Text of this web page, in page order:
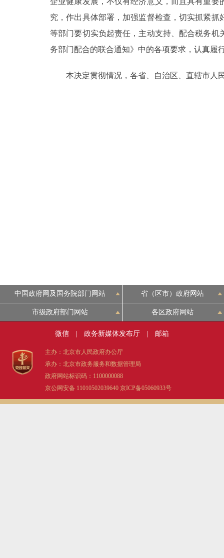
究，作出具体部署，加强监督检查，切实抓紧
等部门要切实负起责任，主动支持、配合税务
务部门配合的联合通知》中的各项要求，认真履
本决定贯彻情况，各省、自治区、直辖市人
中国政府网及国务院部门网站 省（区市）政府网站
市级政府部门网站 各区政府网站
微信 政务新媒体发布厅 邮箱
主办：北京市人民政府办公厅
承办：北京市政务服务和数据管理局
政府网站标识码：1100000088
京公网安备 11010502039640 京ICP备05060933号